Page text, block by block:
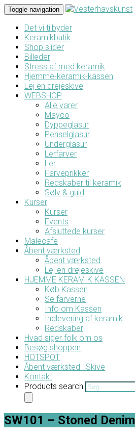
Toggle navigation
Det vi tilbyder
Keramikbutik
Shop slider
Billeder
Stress af med keramik
Hjemme-keramik-kassen
Lej en drejeskive
WEBSHOP
Alle varer
Mayco
Dyppeglasur
Penselglasur
Underglasur
Lerfarver
Ler
Farveprikker
Redskaber til keramik
Sølv & guld
Kurser
Kurser
Events
Afsluttede kurser
Malecafe
Åbent værksted
Åbent værksted
Lej en drejeskive
HJEMME KERAMIK KASSEN
Køb Kassen
Se farverne
Info om Kassen
Indlevering af keramik
Redskaber
Hvad siger folk om os
Besøg shoppen
HOTSPOT
Åbent værksted i Skive
Kontakt
Products search
SW101 – Stoned Denim